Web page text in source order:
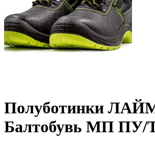
Полуботинки
Балтобувь МП